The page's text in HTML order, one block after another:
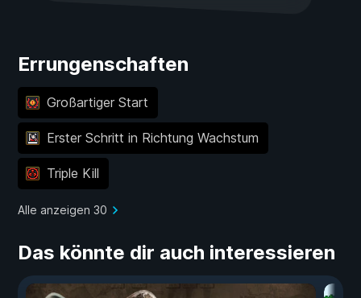
Errungenschaften
Großartiger Start
Erster Schritt in Richtung Wachstum
Triple Kill
Alle anzeigen 30
Das könnte dir auch interessieren